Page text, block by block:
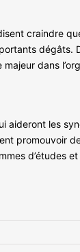
craindre
dans
aideront les
promouvoir
d’études